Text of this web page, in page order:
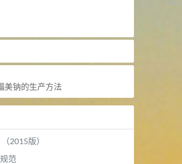
美钠的生产方法
2015版）
范